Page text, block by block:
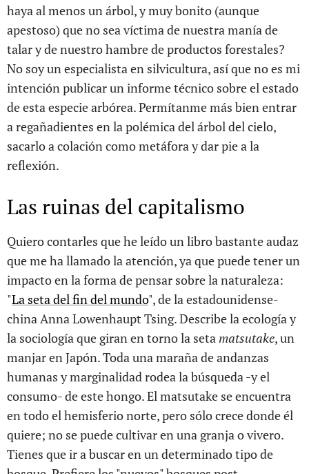
haya al menos un árbol, y muy bonito (aunque
apestoso) que no sea víctima de nuestra manía de
talar y de nuestro hambre de productos forestales?
No soy un especialista en silvicultura, así que no es mi
intención publicar un informe técnico sobre el estado
de esta especie arbórea. Permítanme más bien entrar
a regañadientes en la polémica del árbol del cielo,
sacarlo a colación como metáfora y dar pie a la
reflexión.
Las ruinas del capitalismo
Quiero contarles que he leído un libro bastante audaz
que me ha llamado la atención, ya que puede tener un
impacto en la forma de pensar sobre la naturaleza:
"La seta del fin del mundo", de la estadounidense-
china Anna Lowenhaupt Tsing. Describe la ecología y
la sociología que giran en torno la seta matsutake, un
manjar en Japón. Toda una maraña de andanzas
humanas y marginalidad rodea la búsqueda -y el
consumo- de este hongo. El matsutake se encuentra
en todo el hemisferio norte, pero sólo crece donde él
quiere; no se puede cultivar en una granja o vivero.
Tienes que ir a buscar en un determinado tipo de